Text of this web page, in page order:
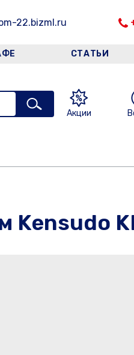
22.bizml.ru
СТАТЬИ
Акции
Kensudo